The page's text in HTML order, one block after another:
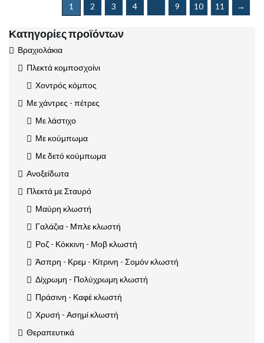
1 2 3 4 … 9 10 11 →
Κατηγορίες προϊόντων
Βραχιολάκια
Πλεκτά κομποσχοίνι
Χοντρός κόμπος
Με χάντρες - πέτρες
Με λάστιχο
Με κούμπωμα
Με δετό κούμπωμα
Ανοξείδωτα
Πλεκτά με Σταυρό
Μαύρη κλωστή
Γαλάζια - Μπλε κλωστή
Ροζ - Κόκκινη - Μοβ κλωστή
Άσπρη - Κρεμ - Κίτρινη - Σομόν κλωστή
Δίχρωμη - Πολύχρωμη κλωστή
Πράσινη - Καφέ κλωστή
Χρυσή - Ασημί κλωστή
Θεραπευτικά